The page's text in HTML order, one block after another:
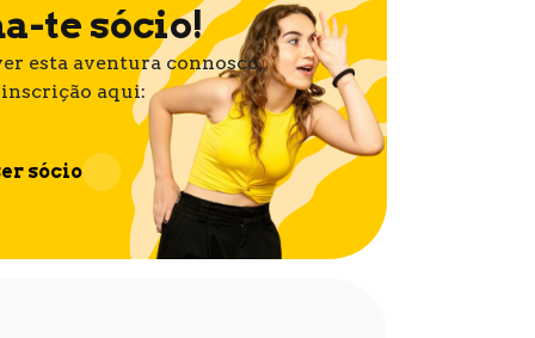
te sócio!
esta aventura connosco,
aqui:
sócio